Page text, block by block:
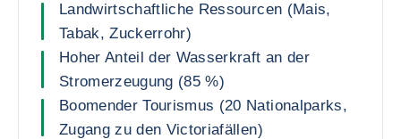
Landwirtschaftliche Ressourcen (Mais,
Tabak, Zuckerrohr)
Hoher Anteil der Wasserkraft an der
Stromerzeugung (85 %)
Boomender Tourismus (20 Nationalparks,
Zugang zu den Victoriafällen)